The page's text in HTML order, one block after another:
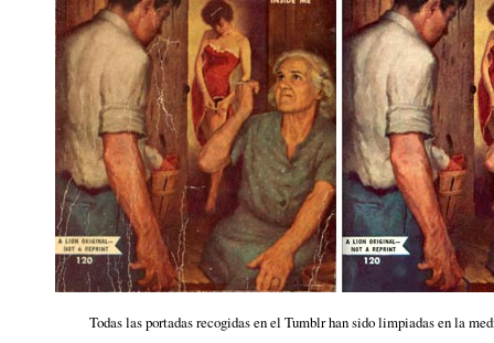
Todas las portadas recogidas en el Tumblr han sido limpiadas en la